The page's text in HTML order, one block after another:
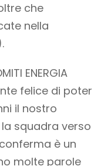
che
nella
ENERGIA
felice di poter
il nostro
squadra verso
è un
molte parole